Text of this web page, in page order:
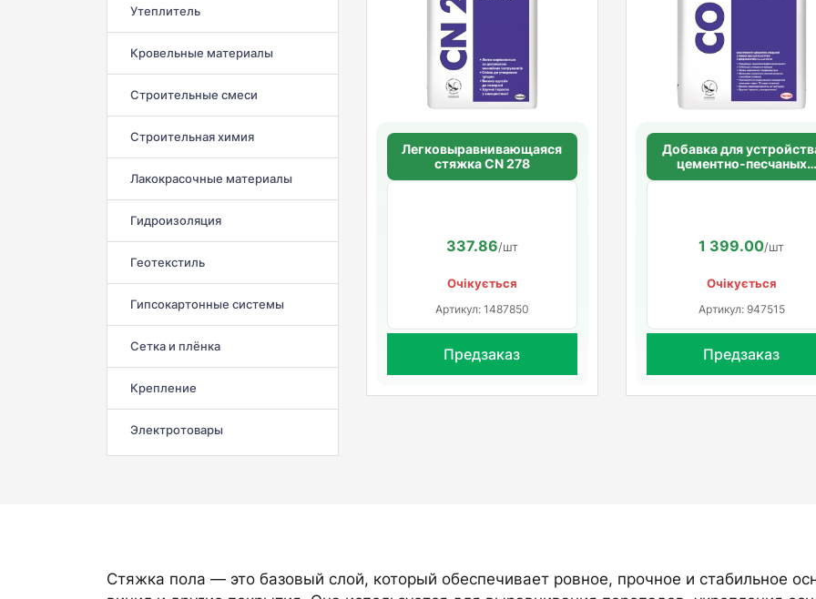
Утеплитель
Кровельные материалы
Строительные смеси
Строительная химия
Лакокрасочные материалы
Гидроизоляция
Геотекстиль
Гипсокартонные системы
Сетка и плёнка
Крепление
Электротовары
Легковыравнивающаяся
стяжка CN 278
337.86/шт
Очікується
Артикул: 1487850
Предзаказ
Добавка для
цементно-песчаных
стяжек и штукатурок
1 399.00/шт
Очікується
Артикул: 947515
Предзаказ
Стяжка пола — это базовый слой, который обеспечивает ровное, прочное и стабильное